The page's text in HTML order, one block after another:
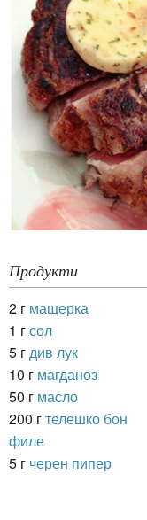
Продукти
2 г мащерка
1 гсол
5 г див лук
10 г магданоз
50 г масло
200 гтелешко бон
филе
5 г черен пипер